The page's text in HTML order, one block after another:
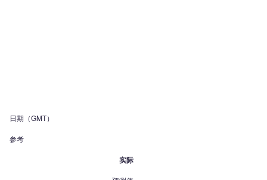
日期（GMT）
参考
实际